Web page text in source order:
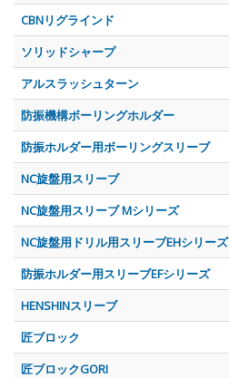
CBNリグラインド
ソリッドシャープ
アルスラッシュターン
防振機構ボーリングホルダー
防振ホルダー用ボーリングスリーブ
NC旋盤用スリーブ
NC旋盤用スリーブ Mシリーズ
NC旋盤用ドリル用スリーブEHシリーズ
防振ホルダー用スリーブEFシリーズ
HENSHINスリーブ
匠ブロック
匠ブロックGORI